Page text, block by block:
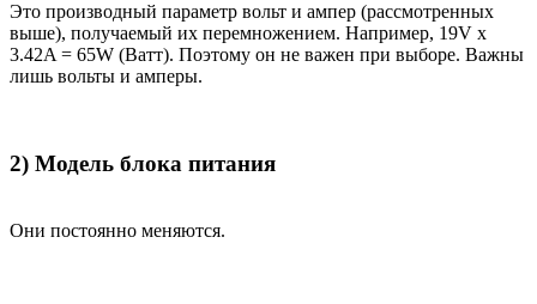
Это производный параметр вольт и ампер (рассмотренных
выше), получаемый их перемножением. Например, 19V x
3.42A = 65W (Ватт). Поэтому он не важен при выборе. Важны
лишь вольты и амперы.
2) Модель блока питания
Они постоянно меняются.